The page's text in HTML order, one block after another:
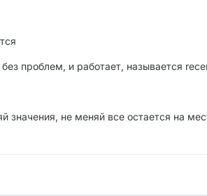
проблем, и работает, называется
значения, не меняй все остается на